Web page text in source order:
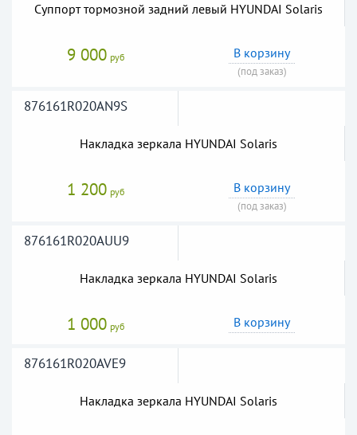
Суппорт тормозной задний левый HYUNDAI Solaris
9 000 руб В корзину
(под заказ)
876161R020AN9S
Накладка зеркала HYUNDAI Solaris
1 200 руб В корзину
(под заказ)
876161R020AUU9
Накладка зеркала HYUNDAI Solaris
1 000 руб В корзину
876161R020AVE9
Накладка зеркала HYUNDAI Solaris